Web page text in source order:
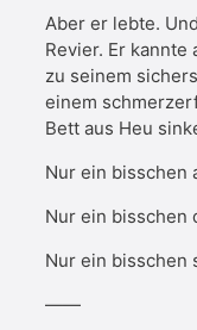
Aber er lebte.
Revier. Er
zu seinem
einem
Bett aus Heu
Nur ein bisschen
Nur ein bisschen
Nur ein bisschen
——